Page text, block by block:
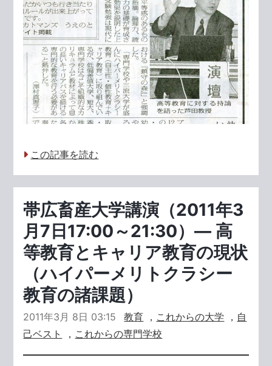
この記事を読む
帯広畜産大学講演（2011年3
月7日17:00～21:30）― 高
等教育とキャリア教育の現状
（ハイパーメリトクラシー
教育の諸課題）
2011年3月 8日 03:15 教育 ， これからの大学 ， 自
己ベスト
， これからの専門学校